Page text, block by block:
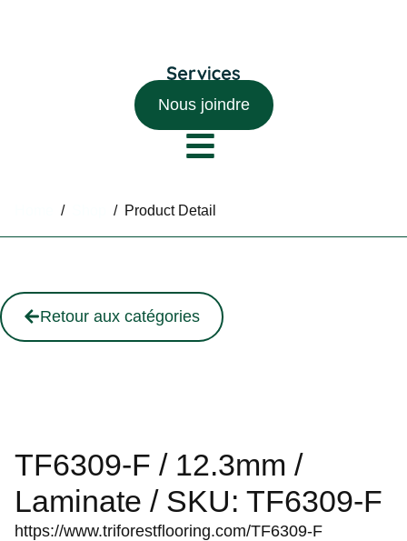
Nous joindre
/ / Product Detail
Retour aux catégories
TF6309-F / 12.3mm /
Laminate / SKU: TF6309-F
https://www.triforestflooring.com/TF6309-F